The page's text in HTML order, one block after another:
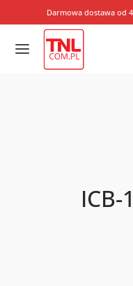
Darmowa dostawa od
ICB-